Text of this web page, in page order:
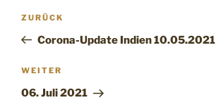
Beitragsnavigation
Vorheriger
Beitrag
ZURÜCK
Corona-Update Indien 10.05.2021
Nächster
Beitrag
WEITER
06. Juli 2021